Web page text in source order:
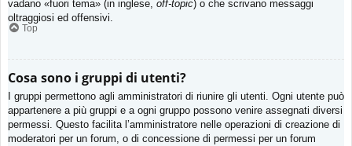
vadano «fuori tema» (in inglese, off-topic) o che scrivano messaggi
oltraggiosi ed offensivi.
Top
Cosa sono i gruppi di utenti?
I gruppi permettono agli amministratori di riunire gli utenti. Ogni utente può
appartenere a più gruppi e a ogni gruppo possono venire assegnati diversi
permessi. Questo facilita l’amministratore nelle operazioni di creazione di
moderatori per un forum, o di concessione di permessi per un forum